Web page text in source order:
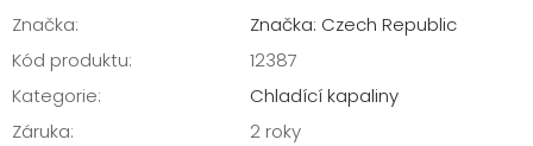
Značka:
Značka: Czech Republic
Kód produktu:
12387
Kategorie:
Chladící kapaliny
Záruka:
2 roky